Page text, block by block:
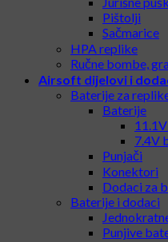
Pištolji
Sačmarice
HPA replike
Ručne bombe,
Airsoft dijelovi i
Baterije za
Baterije
7.4V
Punjači
Konektori
Dodaci za
Baterije i dodaci
Punjive